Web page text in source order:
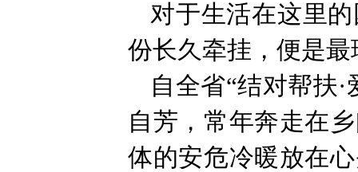
对于生活在这里
份长久牵挂，便是
自全省“结对帮扶
自芳，常年奔走在
体的安危冷暖放在